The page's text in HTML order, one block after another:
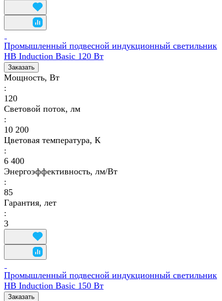
Промышленный подвесной индукционный светильник
HB Induction Basic 120 Вт
Заказать
Мощность, Вт
:
120
Световой поток, лм
:
10 200
Цветовая температура, К
:
6 400
Энергоэффективность, лм/Вт
:
85
Гарантия, лет
:
3
Промышленный подвесной индукционный светильник
HB Induction Basic 150 Вт
Заказать